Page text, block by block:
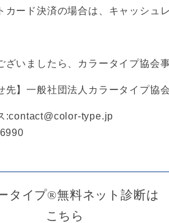
カード決済の場合は、キャッシュ
ざいましたら、カラータイプ協会
先】一般社団法人カラータイプ協
:contact@color-type.jp
タイプ®無料ネット診断は
こちら